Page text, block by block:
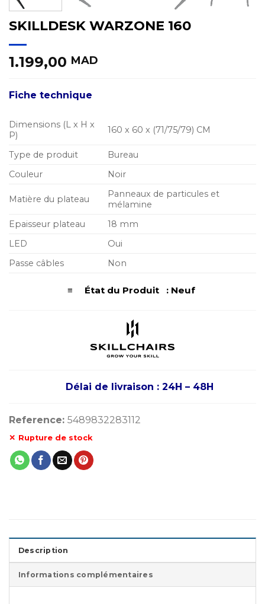
SKILLDESK WARZONE 160
1.199,00 MAD
Fiche technique
Dimensions (L x H x
P)
160 x 60 x (71/75/79) CM
Type de produit
Bureau
Couleur
Noir
Matière du plateau
Panneaux de particules et
mélamine
Epaisseur plateau
18 mm
LED
Oui
Passe câbles
Non
≡ État du Produit : Neuf
Délai de livraison : 24H – 48H
Reference: 5489832283112
Rupture de stock
Description
Informations complémentaires